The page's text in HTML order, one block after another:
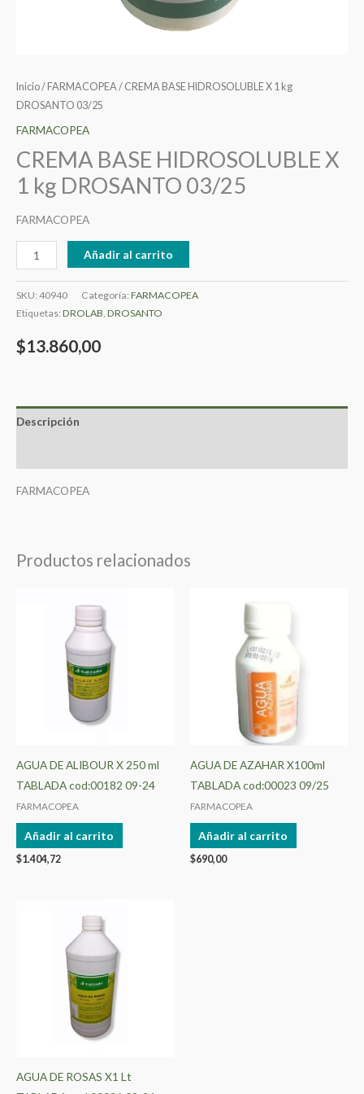
Inicio/ FARMACOPEA / CREMA BASE HIDROSOLUBLE X 1 kg
DROSANTO 03/25
FARMACOPEA
CREMA BASE HIDROSOLUBLE X
1 kg DROSANTO 03/25
FARMACOPEA
Añadir al carrito
SKU: 40940 Categoría: FARMACOPEA
Etiquetas: DROLAB DROSANTO
$13.860,00
Descripción
FARMACOPEA
Productos relacionados
AGUA DE ALIBOUR X 250 ml
TABLADA cod:00182 09-24
FARMACOPEA
Añadir al carrito
$1.404,72
AGUA DE AZAHAR X100ml
TABLADA cod:00023 09/25
FARMACOPEA
Añadir al carrito
$690,00
AGUA DE ROSAS X1 Lt